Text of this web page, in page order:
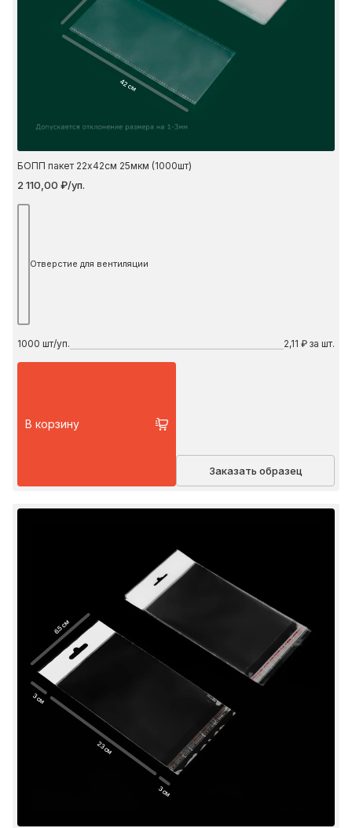
42 см
БОПП пакет 22х42см 25мкм (1000шт)
2 110,00 ₽/уп.
Отверстие для вентиляции
1000 шт/уп. 2,11 ₽ за шт.
В корзину
Заказать образец
6.5 см
23 см
3 см
3 см